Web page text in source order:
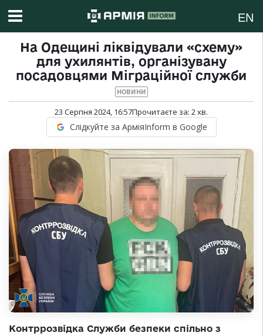
EN
На Одещині ліквідували «схему»
для ухилянтів, організувану
посадовцями Міграційної служби
НОВИНИ
23 Серпня 2024, 16:57Прочитаєте за: 2хв.
Слідкуйте за АрміяInform в Google
Контррозвідка Служби безпеки спільно з